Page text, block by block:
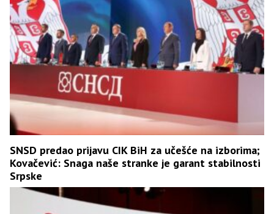
SNSD predao prijavu CIK BiH za učešće na izborima;
Kovačević: Snaga naše stranke je garant stabilnosti
Srpske